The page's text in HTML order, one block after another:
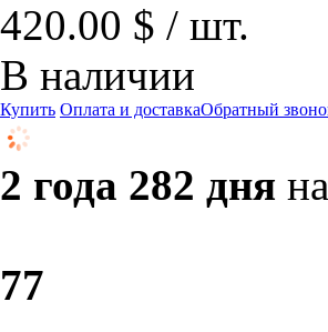
420.00 $ / шт.
В наличии
Купить Оплата и доставкаОбратный
2 года 282 дня
77